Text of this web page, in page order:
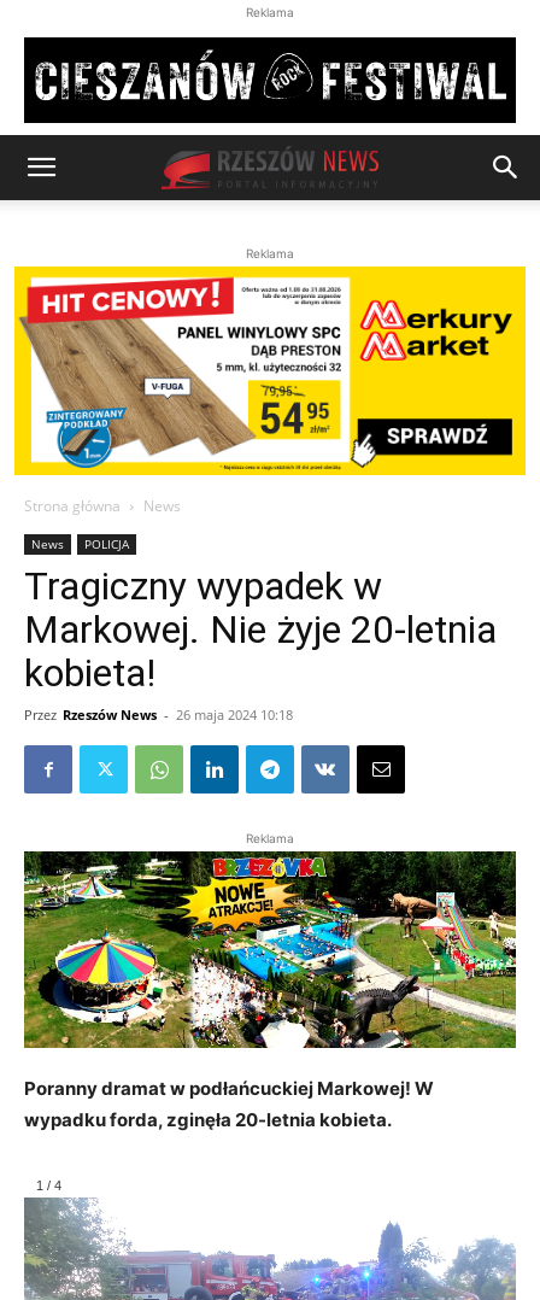
Reklama
Reklama
Strona główna News
News POLICJA
Tragiczny wypadek w
Markowej. Nie żyje 20-letnia
kobieta!
Przez Rzeszów News - 26 maja 2024 10:18
Reklama
Poranny dramat w podłańcuckiej Markowej! W
wypadku forda, zginęła 20-letnia kobieta.
1 / 4